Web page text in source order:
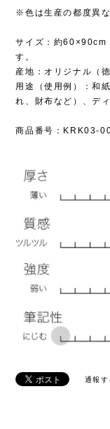
※色は生産の都度異な
サイズ：約60×90cm
す。
産地：オリジナル（徳
用途（使用例）：和
れ、財布など）、デ
商品番号：KRK03-
通報す